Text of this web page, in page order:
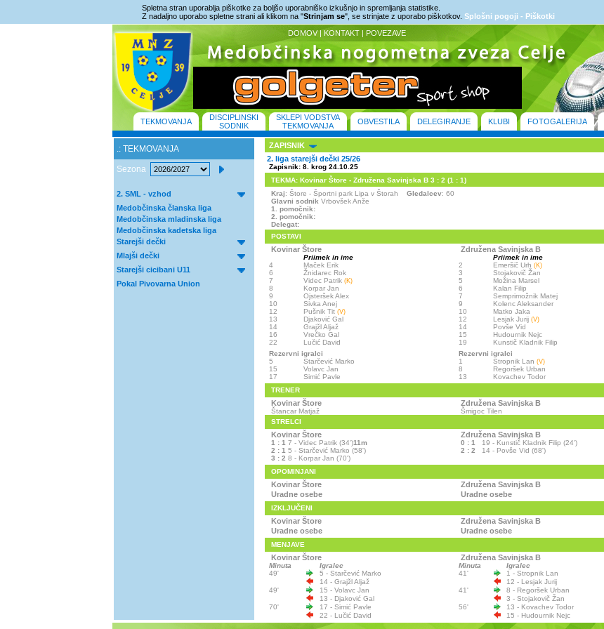
Spletna stran uporablja piškotke za boljšo uporabniško izkušnjo in spremljanja statistike.
Z nadaljno uporabo spletne strani ali klikom na "Strinjam se", se strinjate z uporabo piškotkov. Splošni pogoji - Piškotki
DOMOV | KONTAKT | POVEZAVE
TEKMOVANJA
DISCIPLINSKI
SODNIK
SKLEPI VODSTVA
TEKMOVANJA
OBVESTILA DELEGIRANJE KLUBI FOTOGALERIJA
.: TEKMOVANJA
Sezona
2. SML - vzhod
Medobčinska članska liga
Medobčinska mladinska liga
Medobčinska kadetska liga
Starejši dečki
Mlajši dečki
Starejši cicibani U11
Pokal Pivovarna Union
ZAPISNIK
2. liga starejši dečki 25/26
Zapisnik: 8. krog 24.10.25
TEKMA: Kovinar Štore - Združena Savinjska B 3 : 2 (1 : 1)
Kraj: Štore - Športni park Lipa v Štorah Gledalcev: 60
Glavni sodnik Vrbovšek Anže
1. pomočnik:
2. pomočnik:
Delegat:
POSTAVI
Kovinar Štore
Priimek in ime
4
Maček Erik
6
Žnidarec Rok
7
Videc Patrik (K)
8
Korpar Jan
9
Ojsteršek Alex
10
Sivka Anej
12
Pušnik Tit (V)
13
Djaković Gal
14
Grajžl Aljaž
16
Vrečko Gal
22
Lučić David
Združena Savinjska B
Priimek in ime
2
Emeršič Urh (K)
3
Stojakovič Žan
5
Možina Marsel
6
Kalan Filip
7
Semprimožnik Matej
9
Kolenc Aleksander
10
Matko Jaka
12
Lesjak Jurij (V)
14
Povše Vid
15
Hudournik Nejc
19
Kunstič Kladnik Filip
Rezervni igralci
5
Starčević Marko
15
Volavc Jan
17
Simić Pavle
Rezervni igralci
1
Stropnik Lan (V)
8
Regoršek Urban
13
Kovachev Todor
TRENER
Kovinar Štore
Štancar Matjaž
Združena Savinjska B
Šmigoc Tilen
STRELCI
Kovinar Štore
1 : 1 7 - Videc Patrik (34')11m
2 : 1 5 - Starčević Marko (58')
3 : 2 8 - Korpar Jan (70')
Združena Savinjska B
0 : 1
19 - Kunstič Kladnik Filip (24')
2 : 2
14 - Povše Vid (68')
OPOMINJANI
Kovinar Štore
Združena Savinjska B
Uradne osebe
Uradne osebe
IZKLJUČENI
Kovinar Štore
Združena Savinjska B
Uradne osebe
Uradne osebe
MENJAVE
Kovinar Štore
Minuta
Igralec
49'
5 - Starčević Marko
14 - Grajžl Aljaž
49'
15 - Volavc Jan
13 - Djaković Gal
70'
17 - Simić Pavle
22 - Lučić David
Združena Savinjska B
Minuta
Igralec
41'
1 - Stropnik Lan
12 - Lesjak Jurij
41'
8 - Regoršek Urban
3 - Stojakovič Žan
56'
13 - Kovachev Todor
15 - Hudournik Nejc